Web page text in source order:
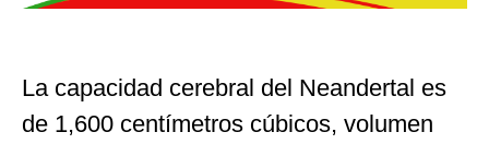
La capacidad cerebral del Neandertal es
de 1,600 centímetros cúbicos, volumen